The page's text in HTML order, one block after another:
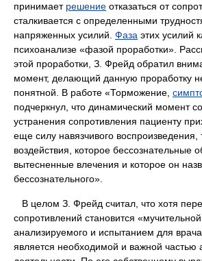
принимает решение отказаться от
сталкивается с определенными
напряженных усилий. Фаза этих усилий
психоанализе «фазой проработки».
этой проработки, З. Фрейд обратил
момент, делающий данную проработку
понятной. В работе «Торможение,
подчеркнул, что динамический момент
устранения сопротивления пациенту
еще силу навязчивого воспроизведения,
воздействия, которое бессознательные
вытесненные влечения и которое он
бессознательного».
В целом З. Фрейд считал, что хотя
сопротивлений становится
анализируемого и испытанием для
является необходимой и важной частью